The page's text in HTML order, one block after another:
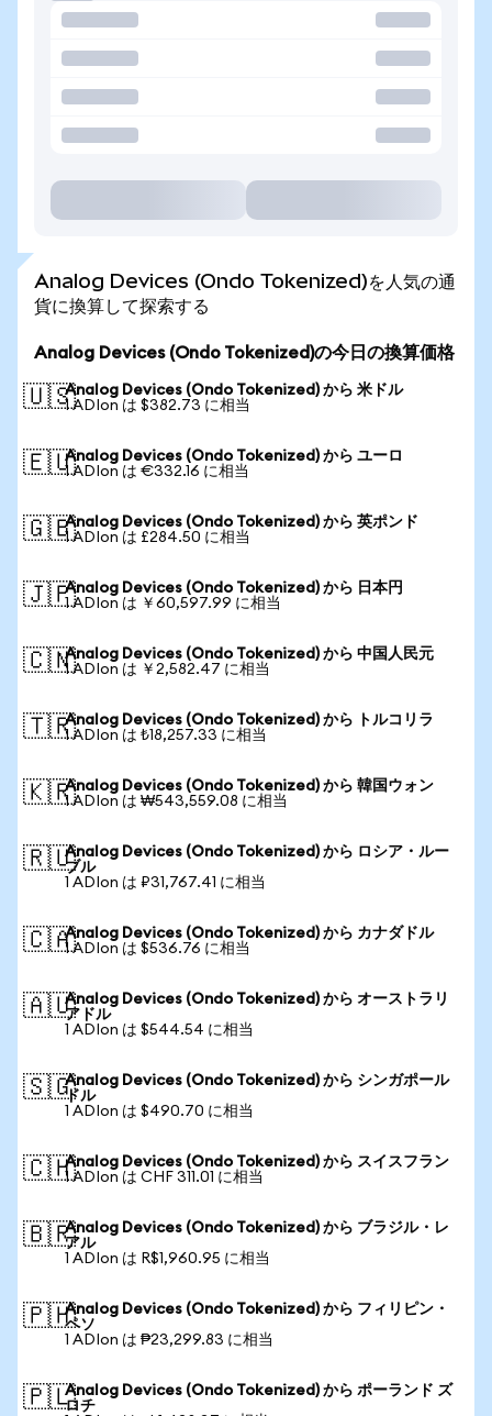
Analog Devices (Ondo Tokenized)を人気の通
貨に換算して探索する
Analog Devices (Ondo Tokenized)の今日の換算価格
🇺🇸Analog Devices (Ondo Tokenized) から 米ドル
1 ADIon は $382.73 に相当
🇪🇺Analog Devices (Ondo Tokenized) から ユーロ
1 ADIon は €332.16 に相当
🇬🇧Analog Devices (Ondo Tokenized) から 英ポンド
1 ADIon は £284.50 に相当
🇯🇵Analog Devices (Ondo Tokenized) から 日本円
1 ADIon は ￥60,597.99 に相当
🇨🇳Analog Devices (Ondo Tokenized) から 中国人民元
1 ADIon は ￥2,582.47 に相当
🇹🇷Analog Devices (Ondo Tokenized) から トルコリラ
1 ADIon は ₺18,257.33 に相当
🇰🇷Analog Devices (Ondo Tokenized) から 韓国ウォン
1 ADIon は ₩543,559.08 に相当
🇷🇺Analog Devices (Ondo Tokenized) から ロシア・ルー
ブル
1 ADIon は ₽31,767.41 に相当
🇨🇦Analog Devices (Ondo Tokenized) から カナダドル
1 ADIon は $536.76 に相当
🇦🇺Analog Devices (Ondo Tokenized) から オーストラリ
アドル
1 ADIon は $544.54 に相当
🇸🇬Analog Devices (Ondo Tokenized) から シンガポール
ドル
1 ADIon は $490.70 に相当
🇨🇭Analog Devices (Ondo Tokenized) から スイスフラン
1 ADIon は CHF 311.01 に相当
🇧🇷Analog Devices (Ondo Tokenized) から ブラジル・レ
アル
1 ADIon は R$1,960.95 に相当
🇵🇭Analog Devices (Ondo Tokenized) から フィリピン・
ペソ
1 ADIon は ₱23,299.83 に相当
🇵🇱Analog Devices (Ondo Tokenized) から ポーランド ズ
ロチ